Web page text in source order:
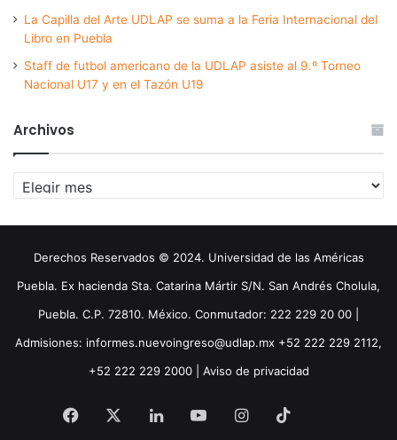
La Capilla del Arte UDLAP se suma a la Feria Internacional del
Libro en Puebla
Staff de futbol americano de la UDLAP asiste al 9.º Torneo
Nacional U17 y en el Tazón U19
Archivos
Archivos
Derechos Reservados © 2024. Universidad de las Américas
Puebla. Ex hacienda Sta. Catarina Mártir S/N. San Andrés Cholula,
Puebla. C.P. 72810. México. Conmutador: 222 229 20 00 |
Admisiones: informes.nuevoingreso@udlap.mx +52 222 229 2112,
+52 222 229 2000 | Aviso de privacidad
Facebook LinkedInYouTubeInstagram